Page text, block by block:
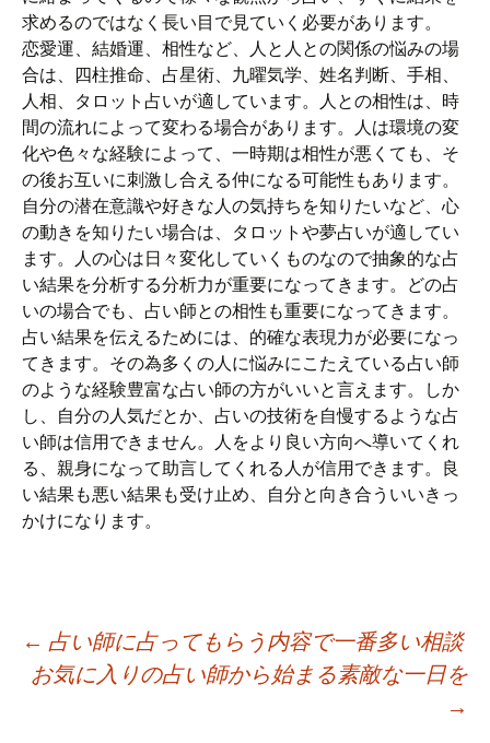
求めるのではなく長い目で見ていく必要があります。
恋愛運、結婚運、相性など、人と人との関係の悩みの場
合は、四柱推命、占星術、九曜気学、姓名判断、手相、
人相、タロット占いが適しています。人との相性は、時
間の流れによって変わる場合があります。人は環境の変
化や色々な経験によって、一時期は相性が悪くても、そ
の後お互いに刺激し合える仲になる可能性もあります。
自分の潜在意識や好きな人の気持ちを知りたいなど、心
の動きを知りたい場合は、タロットや夢占いが適してい
ます。人の心は日々変化していくものなので抽象的な占
い結果を分析する分析力が重要になってきます。どの占
いの場合でも、占い師との相性も重要になってきます。
占い結果を伝えるためには、的確な表現力が必要になっ
てきます。その為多くの人に悩みにこたえている占い師
のような経験豊富な占い師の方がいいと言えます。しか
し、自分の人気だとか、占いの技術を自慢するような占
い師は信用できません。人をより良い方向へ導いてくれ
る、親身になって助言してくれる人が信用できます。良
い結果も悪い結果も受け止め、自分と向き合ういいきっ
かけになります。
投稿ナビゲーション
← 占い師に占ってもらう内容で一番多い相談
お気に入りの占い師から始まる素敵な一日を
→